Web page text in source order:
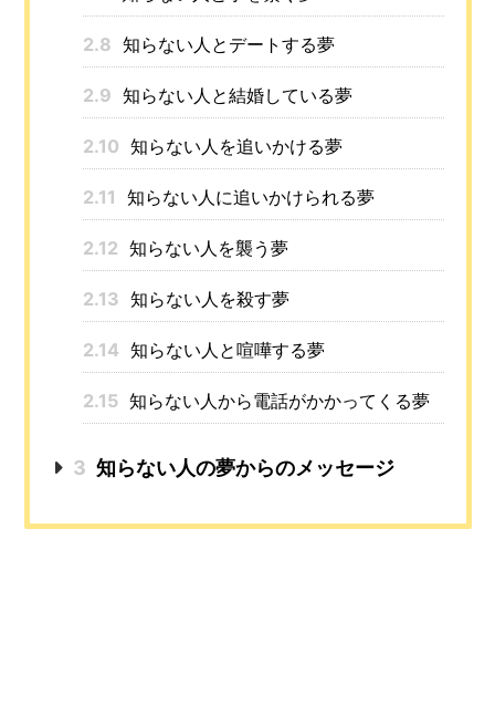
2.8 知らない人とデートする夢
2.9 知らない人と結婚している夢
2.10 知らない人を追いかける夢
2.11 知らない人に追いかけられる夢
2.12 知らない人を襲う夢
2.13 知らない人を殺す夢
2.14 知らない人と喧嘩する夢
2.15 知らない人から電話がかかってくる夢
3 知らない人の夢からのメッセージ